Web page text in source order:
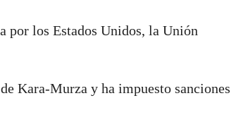
por los Estados Unidos, la Unión
Kara-Murza y ha impuesto sanciones